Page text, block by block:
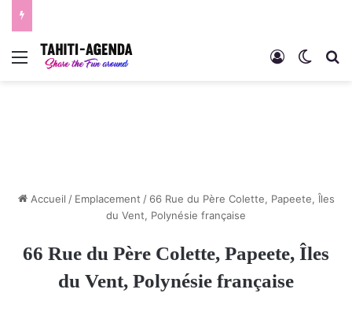
Menu Connexion
Accueil / Emplacement / 66 Rue du Père Colette, Papeete, Îles
du Vent, Polynésie française
66 Rue du Père Colette, Papeete, Îles
du Vent, Polynésie française